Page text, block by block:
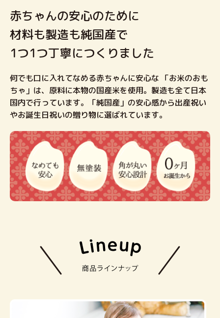
赤ちゃんの安心のために
材料も製造も純国産で
1つ1つ丁寧につくりました
何でも口に入れてなめる赤ちゃんに安心な 「お米のおも
ちゃ」は、原料に本物の国産米を使用。製造も全て日本
国内で行っています。「純国産」の安心感から出産祝い
やお誕生日祝いの贈り物に選ばれています。